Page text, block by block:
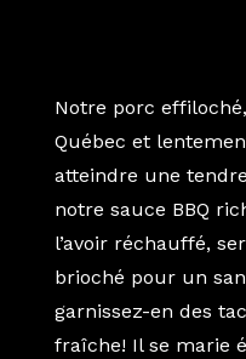
Notre porc
Québec et
atteindre une
notre sauce BBQ
l’avoir réchauffé,
brioché pour un
garnissez-en des
fraîche! Il se marie